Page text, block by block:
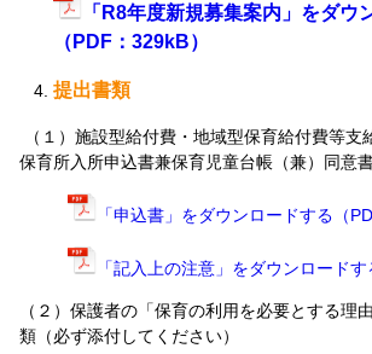
「R8年度新規募集案内」をダウ
（PDF：329kB）
提出書類
（１）施設型給付費・地域型保育給付費等支
保育所入所申込書兼保育児童台帳（兼）同意
「申込書」をダウンロードする（
「記入上の注意」をダウンロードす
（２）保護者の「保育の利用を必要とする理
類（必ず添付してください）